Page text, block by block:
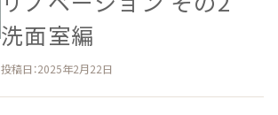
洗面室編
投稿日：2025年2月22日